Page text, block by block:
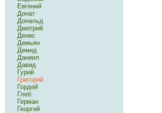
Евгений
Донат
Дональд
Дмитрий
Денис
Демьян
Демид
Даниил
Давид
Гурий
Григорий
Гордей
Глеб
Герман
Георгий